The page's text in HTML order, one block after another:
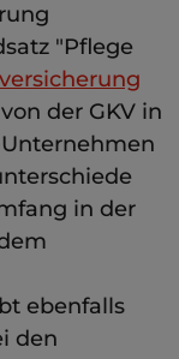
"Pflege
der GKV in
in der
ebenfalls
den